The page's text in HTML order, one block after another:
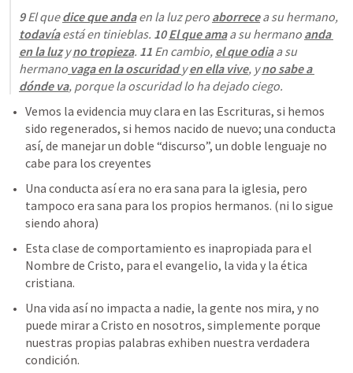
9 El que dice que anda en la luz pero aborrece
todavía está en tinieblas. 10 El que ama a su hermano anda
en la luz y no tropieza. 11 En cambio, el que odia a su
hermano vaga en la oscuridad y en ella vive, y no sabe a
dónde va, porque la oscuridad lo ha dejado ciego.
Vemos la evidencia muy clara en las Escrituras, si hemos
sido regenerados, si hemos nacido de nuevo; una conducta
así, de manejar un doble “discurso”, un doble lenguaje no
cabe para los creyentes
Una conducta así era no era sana para la iglesia, pero
tampoco era sana para los propios hermanos. (ni lo sigue
siendo ahora)
Esta clase de comportamiento es inapropiada para el
Nombre de Cristo, para el evangelio, la vida y la ética
cristiana.
Una vida así no impacta a nadie, la gente nos mira, y no
puede mirar a Cristo en nosotros, simplemente porque
nuestras propias palabras exhiben nuestra verdadera
condición.